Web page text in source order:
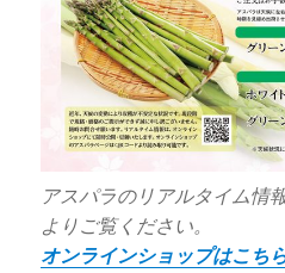
アスパラのリアルタイム情
よりご覧ください。
オンラインショップはこち